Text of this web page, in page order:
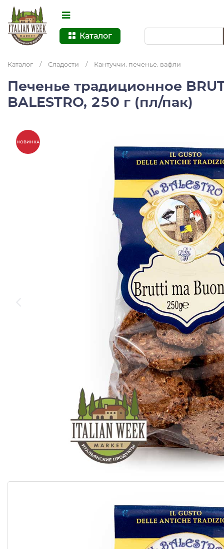
Каталог
Каталог / Сладости / Кантуччи, печенье, вафли
Печенье традиционное
BALESTRO, 250 г (пл/пак)
НОВИНКА